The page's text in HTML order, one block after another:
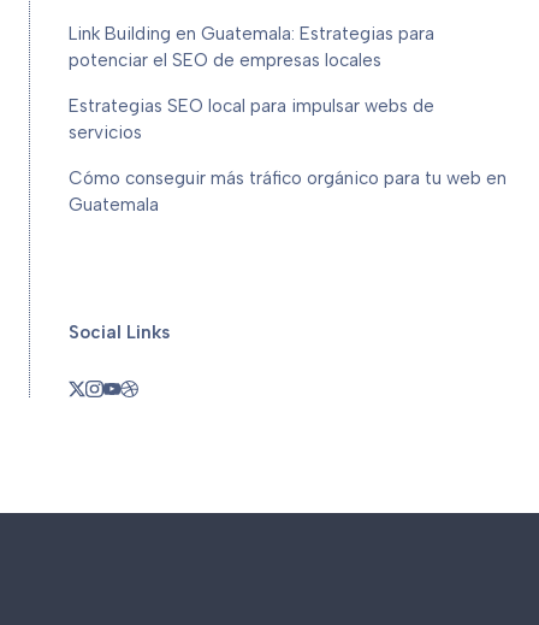
Link Building en Guatemala: Estrategias para
potenciar el SEO de empresas locales
Estrategias SEO local para impulsar webs de
servicios
Cómo conseguir más tráfico orgánico para tu web en
Guatemala
Social Links